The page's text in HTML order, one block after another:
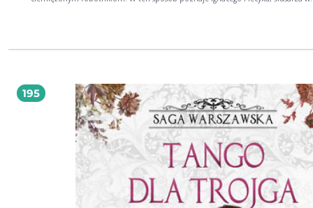
wodociągów i kanalizacji, Międzynarodowe Towarzystwo Telefonów Bella
konny tramwaj, a wszystko to uwiecznia na swoich zdjęciach prekursor
fotografii i wynalazca rewolweru fotograficznego, Konrad Brandel. Autorka
prowadzi czytelnika poprzez meandry polskiej historii, łamiąc przy tym
Błyskotliwa fabuła oraz wspaniale nakreślony obraz społeczeństwa i
relacji to największe atuty tej sagi. Polecam z całego serca. Edyta Świętek, autorka sag:
Spacer Aleją Róż, Sandomierskie wzgórza, Saga krynickawzgórza, Saga krynicka
195